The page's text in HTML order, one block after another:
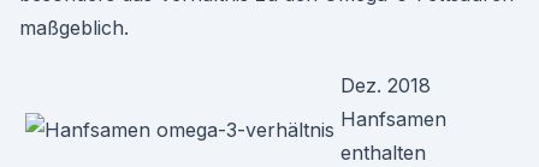
maßgeblich.
Dez. 2018
Hanfsamen
enthalten